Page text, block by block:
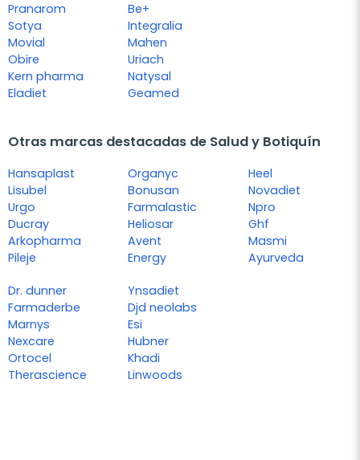
Pranarom
Sotya
Movial
Obire
Kern pharma
Eladiet
Be+
Integralia
Mahen
Uriach
Natysal
Geamed
Otras marcas destacadas de Salud y Botiquín
Hansaplast
Lisubel
Urgo
Ducray
Arkopharma
Pileje
Organyc
Bonusan
Farmalastic
Heliosar
Avent
Energy
Heel
Novadiet
Npro
Ghf
Masmi
Ayurveda
Dr. dunner
Farmaderbe
Marnys
Nexcare
Ortocel
Therascience
Ynsadiet
Djd neolabs
Esi
Hubner
Khadi
Linwoods